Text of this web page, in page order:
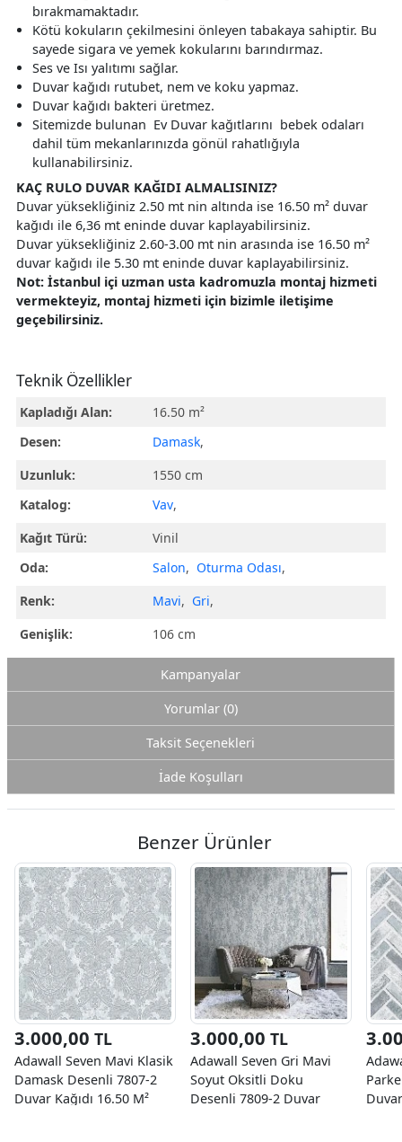
bırakmamaktadır.
Kötü kokuların çekilmesini önleyen tabakaya sahiptir. Bu
sayede sigara ve yemek kokularını barındırmaz.
Ses ve Isı yalıtımı sağlar.
Duvar kağıdı rutubet, nem ve koku yapmaz.
Duvar kağıdı bakteri üretmez.
Sitemizde bulunan Ev Duvar kağıtlarını bebek odaları
dahil tüm mekanlarınızda gönül rahatlığıyla
kullanabilirsiniz.
KAÇ RULO DUVAR KAĞIDI ALMALISINIZ?
Duvar yüksekliğiniz 2.50 mt nin altında ise 16.50 m² duvar
kağıdı ile 6,36 mt eninde duvar kaplayabilirsiniz.
Duvar yüksekliğiniz 2.60-3.00 mt nin arasında ise 16.50 m²
duvar kağıdı ile 5.30 mt eninde duvar kaplayabilirsiniz.
Not: İstanbul içi uzman usta kadromuzla montaj hizmeti
vermekteyiz, montaj hizmeti için bizimle iletişime
geçebilirsiniz.
Teknik Özellikler
Kapladığı Alan:
16.50 m²
Desen:
Damask,
Uzunluk:
1550 cm
Katalog:
Vav,
Kağıt Türü:
Vinil
Oda:
Salon, Oturma Odası,
Renk:
Mavi, Gri,
Genişlik:
106 cm
Kampanyalar
Yorumlar (0)
Taksit Seçenekleri
İade Koşulları
Benzer Ürünler
3.000,00 TL
Adawall Seven Mavi Klasik
Damask Desenli 7807-2
Duvar Kağıdı 16.50 M²
3.000,00 TL
Adawall Seven Gri Mavi
Soyut Oksitli Doku
Desenli 7809-2 Duvar